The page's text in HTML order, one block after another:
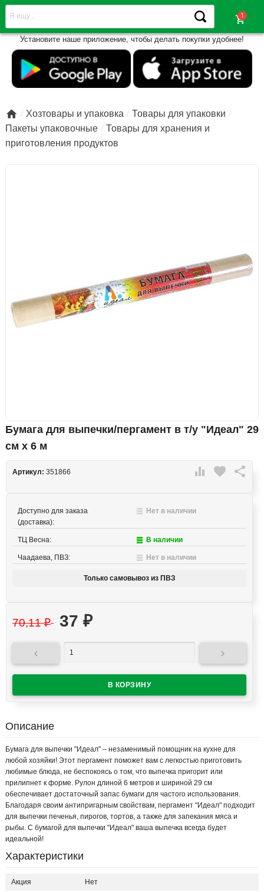
shopping_cart
Установите наше приложение, чтобы делать покупки удобнее!
 Хозтовары и упаковка
Товары для упаковки
Пакеты упаковочные
Товары для хранения и
приготовления продуктов
Бумага для выпечки/пергамент в т/у "Идеал" 29
см х 6 м
 favorite 
Артикул: 351866
Доступно для заказа
(доставка):
Нет в наличии
ТЦ Весна: В наличии
Чаадаева, ПВЗ: Нет в наличии
Только самовывоз из ПВЗ
70,11₽ 37 ₽
 
Описание
Бумага для выпечки "Идеал" – незаменимый помощник на кухне для
любой хозяйки! Этот пергамент поможет вам с легкостью приготовить
любимые блюда, не беспокоясь о том, что выпечка пригорит или
прилипнет к форме. Рулон длиной 6 метров и шириной 29 см
обеспечивает достаточный запас бумаги для частого использования.
Благодаря своим антипригарным свойствам, пергамент "Идеал" подходит
для выпечки печенья, пирогов, тортов, а также для запекания мяса и
рыбы. С бумагой для выпечки "Идеал" ваша выпечка всегда будет
идеальной!
Характеристики
Акция Нет